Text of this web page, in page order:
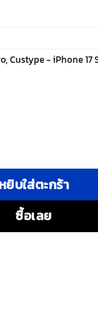
, Custype - iPhone 17
with Wrist
หยิบใส่ตะกร้า
ซื้อเลย